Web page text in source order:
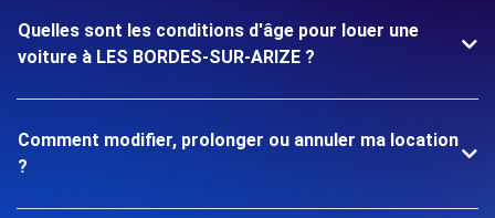
Quelles sont les conditions d'âge pour louer une
voiture à LES BORDES-SUR-ARIZE ?
Comment modifier, prolonger ou annuler ma location
?